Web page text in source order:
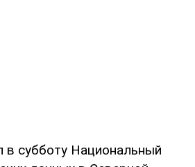
субботу Национальный